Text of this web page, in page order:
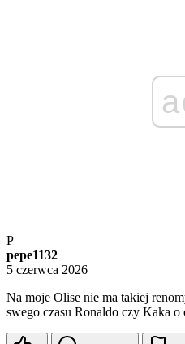
P
pepe1132
5 czerwca 2026
Na moje Olise nie ma takiej
swego czasu Ronaldo czy Kaka o